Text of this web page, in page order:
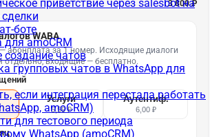
приветствие через salesbot на
боте
для amoCRM
создание чатов
групповых чатов в WhatsApp для
если интеграция перестала работать
amoCRM)
для тестового периода
WhatsApp (amoCRM)